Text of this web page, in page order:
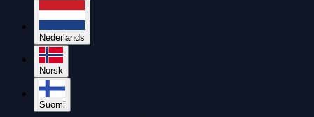
Nederlands
Norsk
Suomi